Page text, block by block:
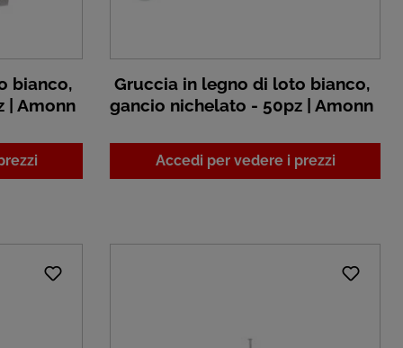
bianco,
| Amonn
Gruccia in legno di loto bianco,
gancio nichelato - 50pz | Amonn
Accedi per vedere i prezzi